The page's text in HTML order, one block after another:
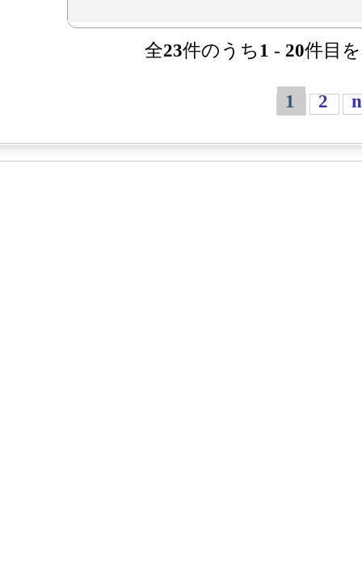
全23件のうち1 - 20件目
1 2